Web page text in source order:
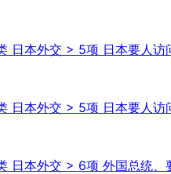
日本外交 > 5项 日本要人
日本外交 > 5项 日本要人
日本外交 > 6项 外国总统